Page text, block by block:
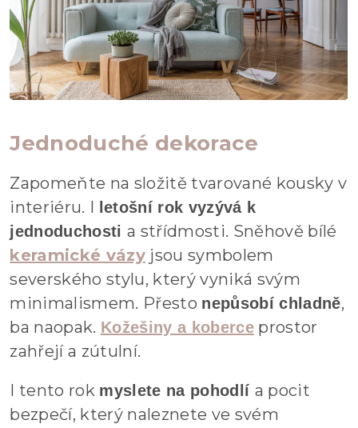
Jednoduché dekorace
Zapomeňte na složitě tvarované kousky v
interiéru. I
letošní rok vyzývá k
jednoduchosti a střídmosti. Sněhově bílé
keramické vázyjsou symbolem
severského stylu, který vyniká svým
minimalismem. Přesto nepůsobí chladně,
ba naopak. Kožešiny a koberceprostor
zahřejí a zútulní.
I tento rok myslete na pohodlí a pocit
bezpečí, který naleznete ve svém